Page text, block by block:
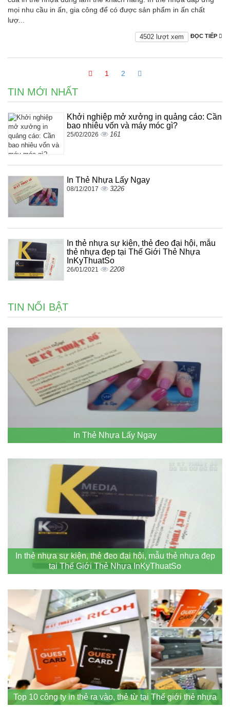
mọi nhu cầu in ấn, gia công để có được sản phẩm in ấn chất
lượ...
ĐỌC TIẾP
4502 lượt xem
1 2
TIN MỚI NHẤT
Khởi nghiệp mở xưởng in quảng cáo: Cần
bao nhiêu vốn và máy móc gì?
25/02/2026 161
In Thẻ Nhựa Lấy Ngay
08/12/2017 3226
In thẻ nhựa sự kiện, thẻ đeo đại hội, mẫu
thẻ nhựa đẹp tại Thế Giới Thẻ Nhựa
InKyThuatSo
26/01/2021 2208
TIN NỔI BẬT
In Thẻ Nhựa Lấy Ngay
In thẻ nhựa sự kiện, thẻ đeo đại hội, mẫu thẻ nhựa đẹp
tại Thế Giới Thẻ Nhựa InKyThuatSo
Top 10 công ty in thẻ ra vào, thẻ từ tại Thế giới thẻ nhựa